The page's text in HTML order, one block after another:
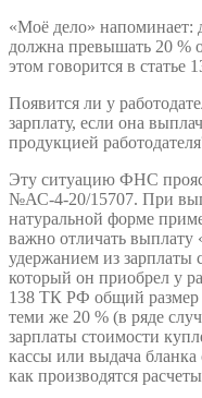
«Моё дело» напоминает:
должна превышать 20 %
этом говорится в статье
Появится ли у
зарплату, если она
продукцией
Эту ситуацию ФНС
№АС-4-20/15707. При
натуральной форме
важно отличать выплату
удержанием из зарплаты
который он приобрел у
138 ТК РФ общий размер
теми же 20 % (в ряде
зарплаты стоимости
кассы или выдача бланка
как производятся